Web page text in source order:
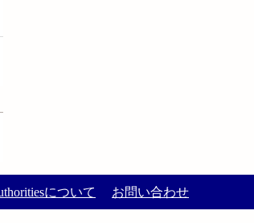
について お問い合わせ